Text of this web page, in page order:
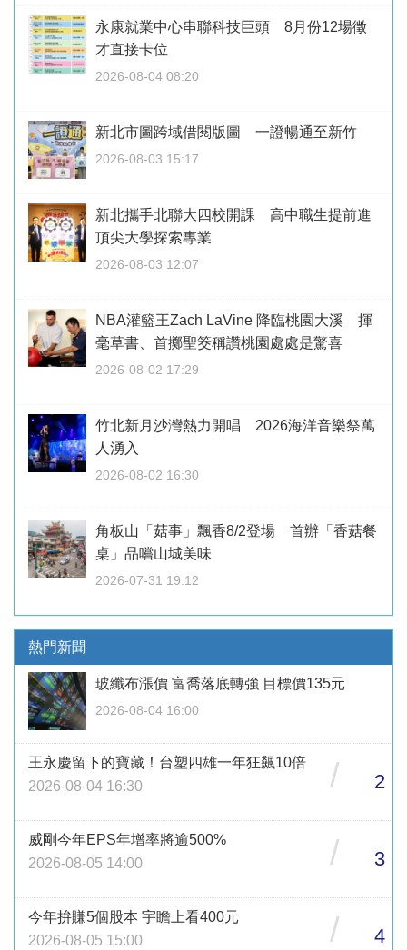
永康就業中心串聯科技巨頭 8月份12場徵
才直接卡位
2026-08-04 08:20
新北市圖跨域借閱版圖 一證暢通至新竹
2026-08-03 15:17
新北攜手北聯大四校開課 高中職生提前進
頂尖大學探索專業
2026-08-03 12:07
NBA灌籃王Zach LaVine 降臨桃園大溪 揮
毫草書、首擲聖筊稱讚桃園處處是驚喜
2026-08-02 17:29
竹北新月沙灣熱力開唱 2026海洋音樂祭萬
人湧入
2026-08-02 16:30
角板山「菇事」飄香8/2登場 首辦「香菇餐
桌」品嚐山城美味
2026-07-31 19:12
熱門新聞
玻纖布漲價 富喬落底轉強 目標價135元
2026-08-04 16:00
王永慶留下的寶藏！台塑四雄一年狂飆10倍
2026-08-04 16:30
/ 2
威剛今年EPS年增率將逾500%
2026-08-05 14:00
/ 3
今年拚賺5個股本 宇瞻上看400元
2026-08-05 15:00
/ 4